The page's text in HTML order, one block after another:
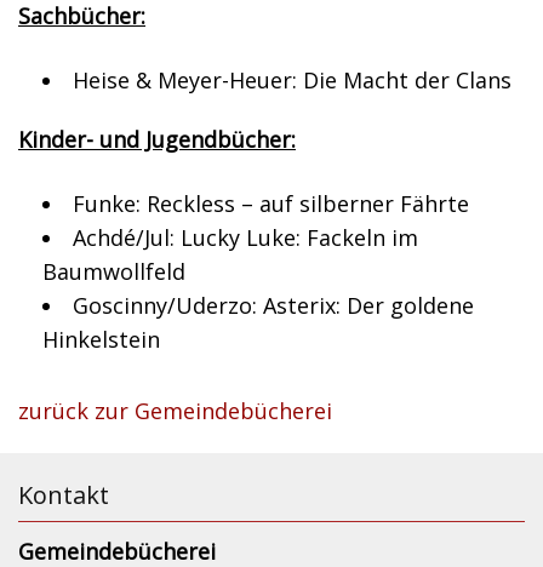
Sachbücher:
Heise & Meyer-Heuer: Die Macht der Clans
Kinder- und Jugendbücher:
Funke: Reckless – auf silberner Fährte
Achdé/Jul: Lucky Luke: Fackeln im
Baumwollfeld
Goscinny/Uderzo: Asterix: Der goldene
Hinkelstein
zurück zur Gemeindebücherei
Kontakt
Gemeindebücherei